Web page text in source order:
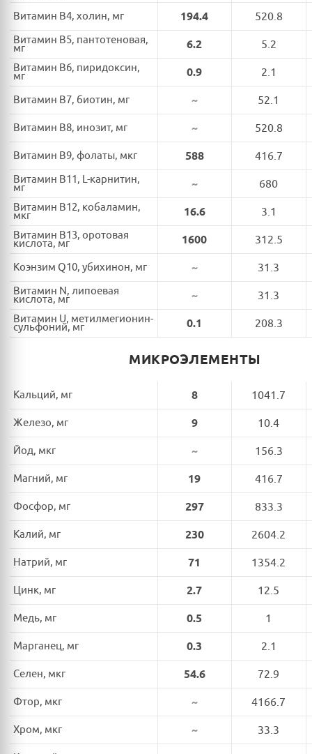
Витамин B4, холин, мг 194.4 520.8
Витамин B5, пантотеновая,
мг 6.2 5.2
Витамин B6, пиридоксин,
мг 0.9 2.1
Витамин B7, биотин, мг ~ 52.1
Витамин B8, инозит, мг ~ 520.8
Витамин B9, фолаты, мкг 588 416.7
Витамин B11, L-карнитин,
мг ~ 680
Витамин B12, кобаламин,
мкг 16.6 3.1
Витамин B13, оротовая
кислота, мг 1600 312.5
Коэнзим Q10, убихинон, мг ~ 31.3
Витамин N, липоевая
кислота, мг ~ 31.3
Витамин U, метилмегионин-
сульфоний, мг 0.1 208.3
МИКРОЭЛЕМЕНТЫ
Кальций, мг 8 1041.7
Железо, мг 9 10.4
Йод, мкг ~ 156.3
Магний, мг 19 416.7
Фосфор, мг 297 833.3
Калий, мг 230 2604.2
Натрий, мг 71 1354.2
Цинк, мг 2.7 12.5
Медь, мг 0.5 1
Марганец, мг 0.3 2.1
Селен, мкг 54.6 72.9
Фтор, мкг ~ 4166.7
Хром, мкг ~ 33.3